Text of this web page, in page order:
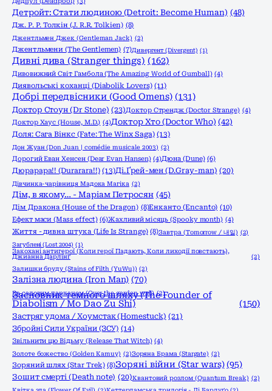
Детройт: Стати людиною (Detroit: Become Human) (48)
Дж. Р. Р. Толкін (J. R.R. Tolkien) (8)
Джентльмен Джек (Gentleman Jack) (2)
Джентльмени (The Gentlemen) (7)Дивергент (Divergent) (1)
Дивні дива (Stranger things) (162)
Дивовижний Світ Гамбола (The Amazing World of Gumball) (4)
Диявольські коханці (Diabolik Lovers) (11)
Добрі передвісники (Good Omens) (131)
Доктор Стоун (Dr Stone) (23)Доктор Стрендж (Doctor Strange) (4)
Доктор Хаус (House, M.D.) (4)Доктор Хто (Doctor Who) (42)
Доля: Сага Вінкс (Fate: The Winx Saga) (13)
Дон Жуан (Don Juan | comédie musicale 2003) (2)
Дорогий Еван Хенсен (Dear Evan Hansen) (4)Дюна (Dune) (6)
Дюрарара!! (Durarara!!) (13)Ді.Ґрей-мен (D.Gray-man) (20)
Дівчинка-чарівниця Мадока Магіка (2)
Дім, в якому… - Маріам Петросян (45)
Дім Дракона (House of the Dragon) (8)Енканто (Encanto) (10)
Ефект маси (Mass effect) (6)Жахливий місяць (Spooky month) (4)
Життя - дивна штука (Life Is Strange) (8)Завтра (Tomorrow / 내일) (2)
Загублені (Lost 2004) (1)
Закохані антигерої (Коли герої Падають, Коли лиходії повстають),
Джианна Дарлінґ
(2)
Залишки бруду (Stains of Filth (YuWu)) (2)
Залізна людина (Iron Man) (70)
За садовим парканом (Over the garden wall) (2)
Засновник темного шляху (The Founder of
Diabolism / Mo Dao Zu Shi) (150)
Застряг удома / Хоумстак (Homestuck) (21)
Збройні Сили України (ЗСУ) (14)
Звільнити цю Відьму (Release That Witch) (4)
Золоте божество (Golden Kamuy) (2)Зоряна Брама (Stargate) (2)
Зоряний шлях (Star Trek) (8)Зоряні війни (Star wars) (95)
Зошит смерті (Death note) (20)Квантовий розлом (Quantum Break) (2)